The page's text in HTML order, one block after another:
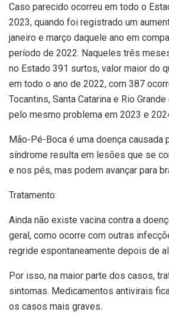
Caso parecido ocorreu em todo o
2023, quando foi registrado um
janeiro e março daquele ano em
período de 2022. Naqueles três
no Estado 391 surtos, valor maior do
em todo o ano de 2022, com 387
Tocantins, Santa Catarina e Rio
pelo mesmo problema em 2023 e
Mão-Pé-Boca é uma doença causada
síndrome resulta em lesões que se
e nos pés, mas podem avançar para
Tratamento:
Ainda não existe vacina contra a
geral, como ocorre com outras
regride espontaneamente depois de
Por isso, na maior parte dos casos,
sintomas. Medicamentos antivirais
os casos mais graves.